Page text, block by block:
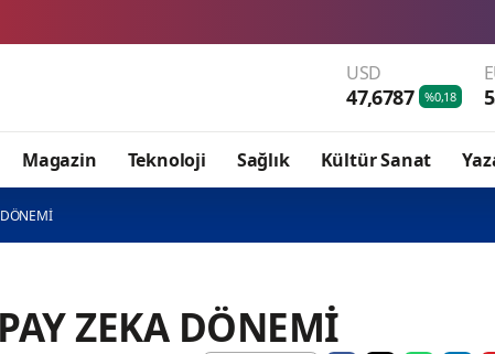
USD
47,6787 %0,18
Magazin Teknoloji Sağlık Kültür Sanat
ZEKA DÖNEMİ